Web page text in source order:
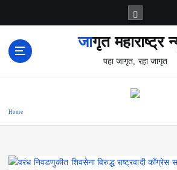
जागृत महाराष्ट्र
पहा जागृत, रहा जागृत
Home